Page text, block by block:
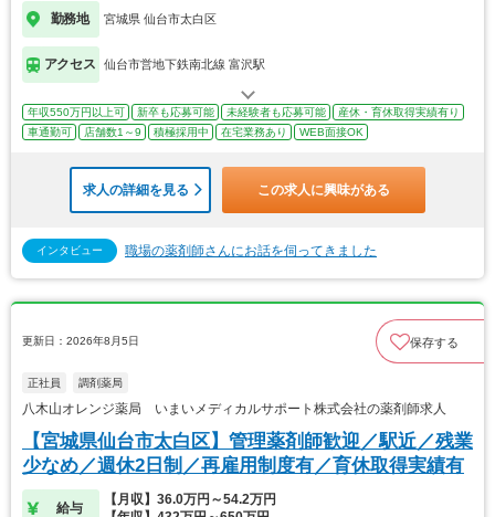
勤務地 宮城県 仙台市太白区
アクセス 仙台市営地下鉄南北線 富沢駅
年収550万円以上可 新卒も応募可能 未経験者も応募可能
産休・育休取得実績有り
車通勤可
店舗数1～9 積極採用中 在宅業務あり WEB面接OK
求人の詳細を見る この求人に興味がある
インタビュー 職場の薬剤師さんにお話を伺ってきました
更新日：2026年8月5日 保存する
正社員 調剤薬局
八木山オレンジ薬局 いまいメディカルサポート株式会社の薬剤師求人
【宮城県仙台市太白区】管理薬剤師歓迎／駅近／残業
少なめ／週休2日制／再雇用制度有／育休取得実績有
給与
【月収】36.0万円～54.2万円